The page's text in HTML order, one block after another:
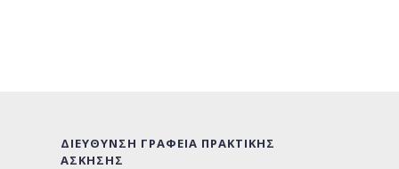
ΔΙΕΥΘΥΝΣΗ ΓΡΑΦΕΙΑ ΠΡΑΚΤΙΚΗΣ
ΑΣΚΗΣΗΣ